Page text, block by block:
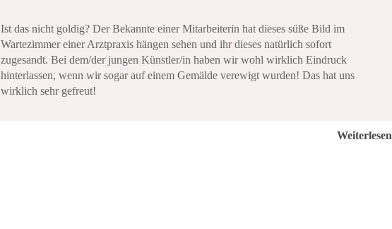
Ist das nicht goldig? Der Bekannte einer Mitarbeiterin hat dieses süße Bild im
Wartezimmer einer Arztpraxis hängen sehen und ihr dieses natürlich sofort
zugesandt. Bei dem/der jungen Künstler/in haben wir wohl wirklich Eindruck
hinterlassen, wenn wir sogar auf einem Gemälde verewigt wurden! Das hat uns
wirklich sehr gefreut!
Weiterlesen